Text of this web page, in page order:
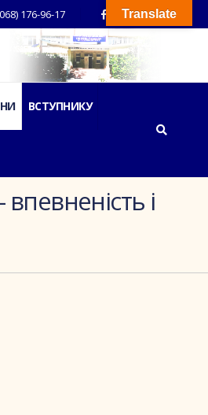
176-96-17
ВСТУПНИКУ
і
Translate